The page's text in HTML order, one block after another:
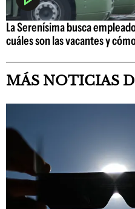
La Serenísima busca
cuáles son las vacantes y
MÁS NOTICIAS